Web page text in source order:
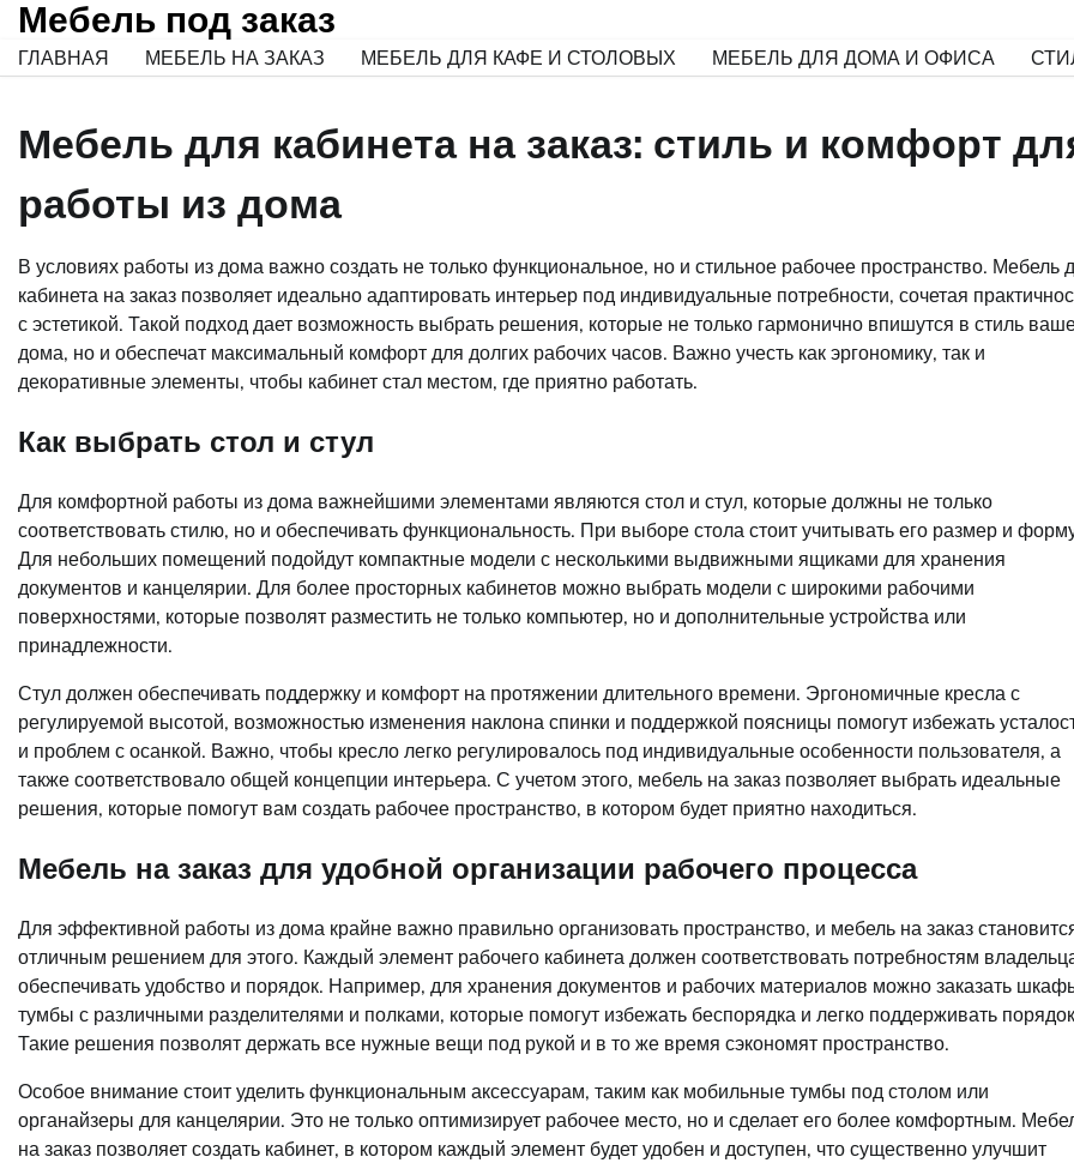
Skip
content
Мебель под заказ
ГЛАВНАЯ МЕБЕЛЬ НА ЗАКАЗ МЕБЕЛЬ ДЛЯ КАФЕ И СТОЛОВЫХ МЕБЕЛЬ ДЛЯ ДОМА И ОФИСА
Мебель для кабинета на заказ: стиль и комфорт
работы из дома
В условиях работы из дома важно создать не только функциональное, но и стильное рабочее пространство. Мебель
кабинета на заказ позволяет идеально адаптировать интерьер под индивидуальные потребности, сочетая
с эстетикой. Такой подход дает возможность выбрать решения, которые не только гармонично впишутся в стиль
дома, но и обеспечат максимальный комфорт для долгих рабочих часов. Важно учесть как эргономику, так и
декоративные элементы, чтобы кабинет стал местом, где приятно работать.
Как выбрать стол и стул
Для комфортной работы из дома важнейшими элементами являются стол и стул, которые должны не только
соответствовать стилю, но и обеспечивать функциональность. При выборе стола стоит учитывать его размер и
Для небольших помещений подойдут компактные модели с несколькими выдвижными ящиками для хранения
документов и канцелярии. Для более просторных кабинетов можно выбрать модели с широкими рабочими
поверхностями, которые позволят разместить не только компьютер, но и дополнительные устройства или
принадлежности.
Стул должен обеспечивать поддержку и комфорт на протяжении длительного времени. Эргономичные кресла с
регулируемой высотой, возможностью изменения наклона спинки и поддержкой поясницы помогут избежать
и проблем с осанкой. Важно, чтобы кресло легко регулировалось под индивидуальные особенности пользователя, а
также соответствовало общей концепции интерьера. С учетом этого, мебель на заказ позволяет выбрать идеальные
решения, которые помогут вам создать рабочее пространство, в котором будет приятно находиться.
Мебель на заказ для удобной организации рабочего процесса
Для эффективной работы из дома крайне важно правильно организовать пространство, и мебель на заказ
отличным решением для этого. Каждый элемент рабочего кабинета должен соответствовать потребностям
обеспечивать удобство и порядок. Например, для хранения документов и рабочих материалов можно заказать
тумбы с различными разделителями и полками, которые помогут избежать беспорядка и легко поддерживать
Такие решения позволят держать все нужные вещи под рукой и в то же время сэкономят пространство.
Особое внимание стоит уделить функциональным аксессуарам, таким как мобильные тумбы под столом или
органайзеры для канцелярии. Это не только оптимизирует рабочее место, но и сделает его более комфортным.
на заказ позволяет создать кабинет, в котором каждый элемент будет удобен и доступен, что существенно улучшит